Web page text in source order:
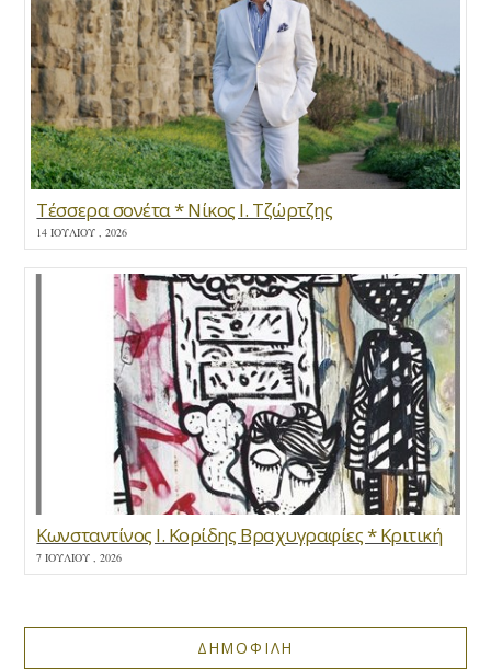
Τέσσερα σονέτα * Νίκος Ι. Τζώρτζης
14 ΙΟΥΛΊΟΥ , 2026
Κωνσταντίνος Ι. Κορίδης Βραχυγραφίες * Κριτική
7 ΙΟΥΛΊΟΥ , 2026
ΔΗΜΟΦΙΛΗ